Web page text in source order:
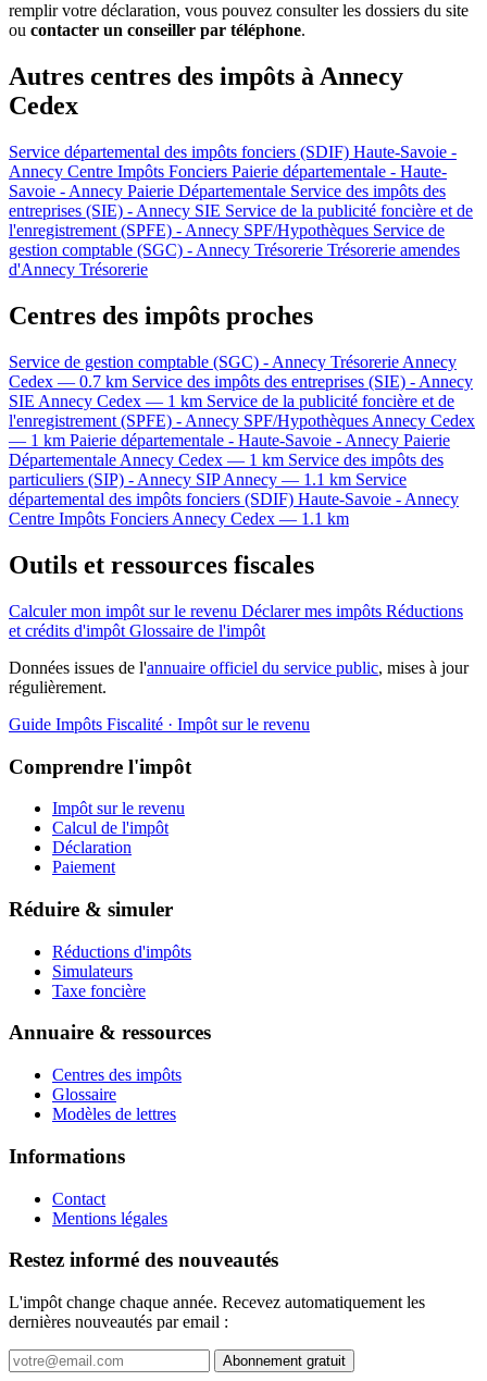
remplir votre déclaration, vous pouvez consulter les dossiers du site
ou contacter un conseiller par téléphone.
Autres centres des impôts à Annecy
Cedex
Service départemental des impôts fonciers (SDIF) Haute-Savoie -
Annecy Centre Impôts Fonciers Paierie départementale - Haute-
Savoie - Annecy Paierie Départementale Service des impôts des
entreprises (SIE) - Annecy SIE Service de la publicité foncière et de
l'enregistrement (SPFE) - Annecy SPF/Hypothèques Service de
gestion comptable (SGC) - Annecy Trésorerie Trésorerie amendes
d'Annecy Trésorerie
Centres des impôts proches
Service de gestion comptable (SGC) - Annecy Trésorerie Annecy
Cedex — 0.7 km Service des impôts des entreprises (SIE) - Annecy
SIE Annecy Cedex — 1 km Service de la publicité foncière et de
l'enregistrement (SPFE) - Annecy SPF/Hypothèques Annecy Cedex
— 1 km Paierie départementale - Haute-Savoie - Annecy Paierie
Départementale Annecy Cedex — 1 km Service des impôts des
particuliers (SIP) - Annecy SIP Annecy — 1.1 km Service
départemental des impôts fonciers (SDIF) Haute-Savoie - Annecy
Centre Impôts Fonciers Annecy Cedex — 1.1 km
Outils et ressources fiscales
Calculer mon impôt sur le revenu Déclarer mes impôts Réductions
et crédits d'impôt Glossaire de l'impôt
Données issues de l'annuaire officiel du service public, mises à jour
régulièrement.
Guide Impôts Fiscalité · Impôt sur le revenu
Comprendre l'impôt
Impôt sur le revenu
Calcul de l'impôt
Déclaration
Paiement
Réduire & simuler
Réductions d'impôts
Simulateurs
Taxe foncière
Annuaire & ressources
Centres des impôts
Glossaire
Modèles de lettres
Informations
Contact
Mentions légales
Restez informé des nouveautés
L'impôt change chaque année. Recevez automatiquement les
dernières nouveautés par email :
Abonnement gratuit